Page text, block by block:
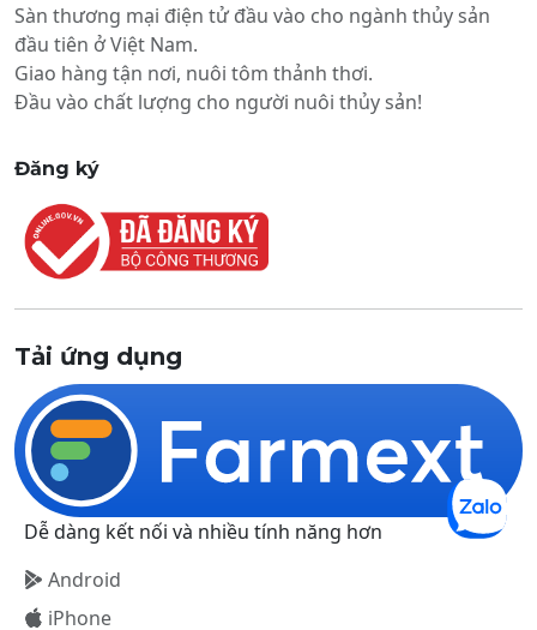
Sàn thương mại điện tử đầu vào cho ngành thủy sản
đầu tiên ở Việt Nam.
Giao hàng tận nơi, nuôi tôm thảnh thơi.
Đầu vào chất lượng cho người nuôi thủy sản!
Đăng ký
Tải ứng dụng
Dễ dàng kết nối và nhiều tính năng hơn
Android
iPhone